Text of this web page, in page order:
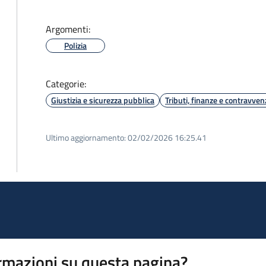
Argomenti:
Polizia
Categorie:
Giustizia e sicurezza pubblica Tributi, finanze e
Ultimo aggiornamento:02/02/2026 16:25.41